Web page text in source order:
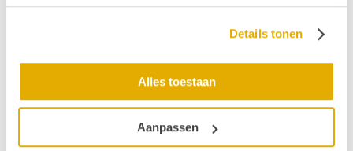
Details tonen
Alles toestaan
Aanpassen
zijn vrijgesteld van de mondkapjesplicht. Ieder(in)
heeft hier de afgelopen tijd samen met de
op aangedrongen. Ook is het goed dat er meer
voorlichting en informatie komt voor mensen die het
kaartje kunnen gebruiken. Het is daarnaast van groot
belang dat mensen die de mondkapjesplicht